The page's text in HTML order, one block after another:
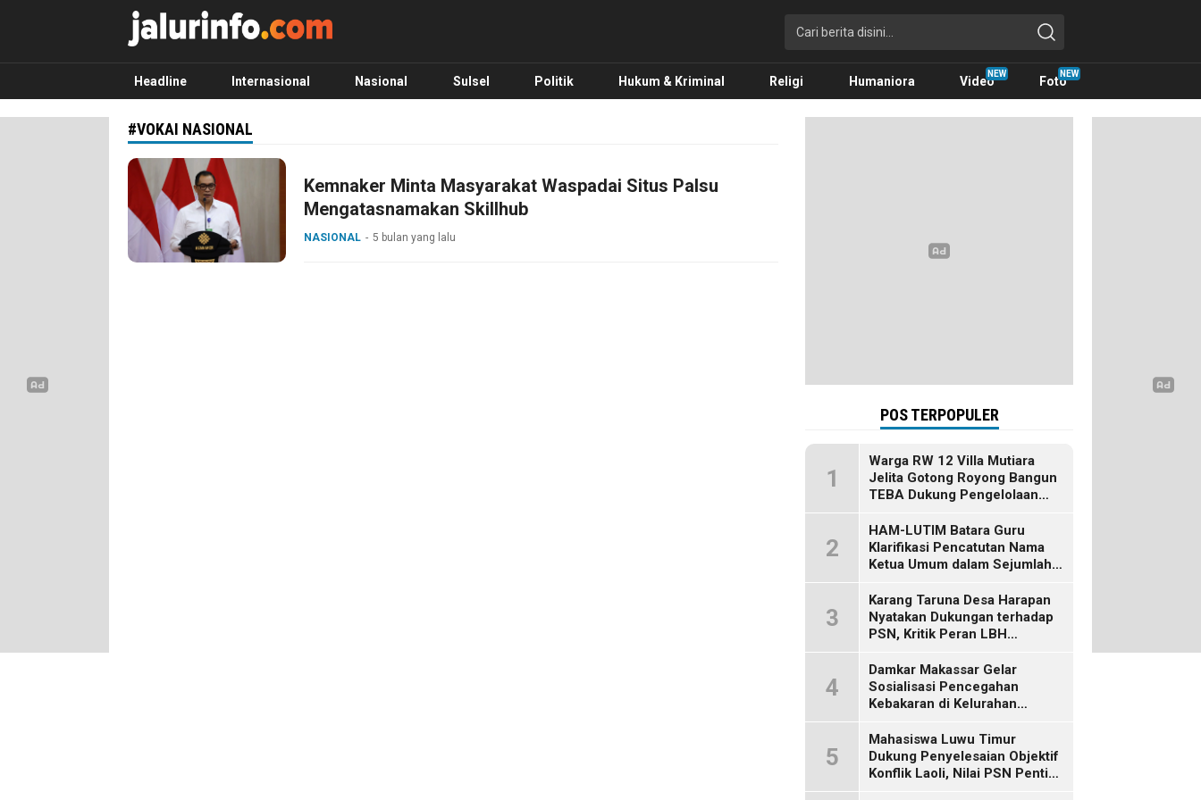
Info Terbaru, Berita Terkini Hari Ini, Jalurinfo.com
Terkini, Akurat dan Terpercaya
Headline Internasional Nasional Sulsel Politik Hukum & Kriminal Religi Humaniora Video Foto
#VOKAI NASIONAL
Kemnaker Minta Masyarakat Waspadai Situs Palsu
Mengatasnamakan Skillhub
NASIONAL 5 bulan yang lalu
POS TERPOPULER
1
Warga RW 12 Villa Mutiara
Jelita Gotong Royong Bangun
TEBA Dukung Pengelolaan
2
HAM-LUTIM Batara Guru
Klarifikasi Pencatutan Nama
Ketua Umum dalam Sejumlah
3
Karang Taruna Desa Harapan
Nyatakan Dukungan terhadap
PSN, Kritik Peran LBH
4
Damkar Makassar Gelar
Sosialisasi Pencegahan
Kebakaran di Kelurahan
5
Mahasiswa Luwu Timur
Dukung Penyelesaian Objektif
Konflik Laoli, Nilai PSN Penting